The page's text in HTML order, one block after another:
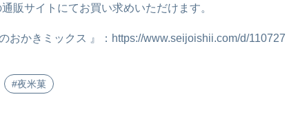
販サイトにてお買い求めいただけます。
おかきミックス 』： https://www.seijoishii.com/d/110727
#夜米菓